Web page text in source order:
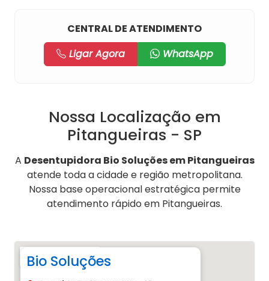
CENTRAL DE ATENDIMENTO
Ligar Agora
WhatsApp
Nossa Localização em
Pitangueiras - SP
A Desentupidora Bio Soluções em Pitangueiras
atende toda a cidade e região metropolitana.
Nossa base operacional estratégica permite
atendimento rápido em Pitangueiras.
Bio Soluções